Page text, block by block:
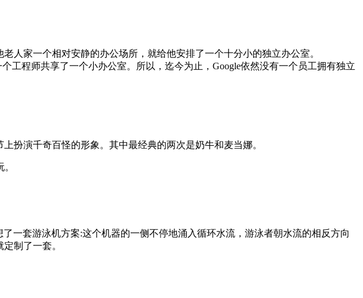
人家一个相对安静的办公场所，就给他安排了一个十分小的独立办公室。
工程师共享了一个小办公室。所以，迄今为止，Google依然没有一个员工拥有独立
扮演千奇百怪的形象。其中最经典的两次是奶牛和麦当娜。
一套游泳机方案:这个机器的一侧不停地涌入循环水流，游泳者朝水流的相反方向
制了一套。